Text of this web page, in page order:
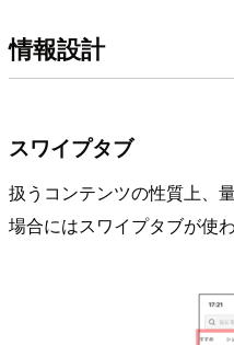
情報設計
スワイプタブ
扱うコンテンツの性質上、
場合にはスワイプタブが使